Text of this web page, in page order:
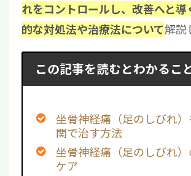
れをコントロールし、改善へと
的な対処法や治療法について解説
この記事を読むとわかるこ
坐骨神経痛（足のしびれ
関で治す方法
坐骨神経痛（足のしびれ
ケア